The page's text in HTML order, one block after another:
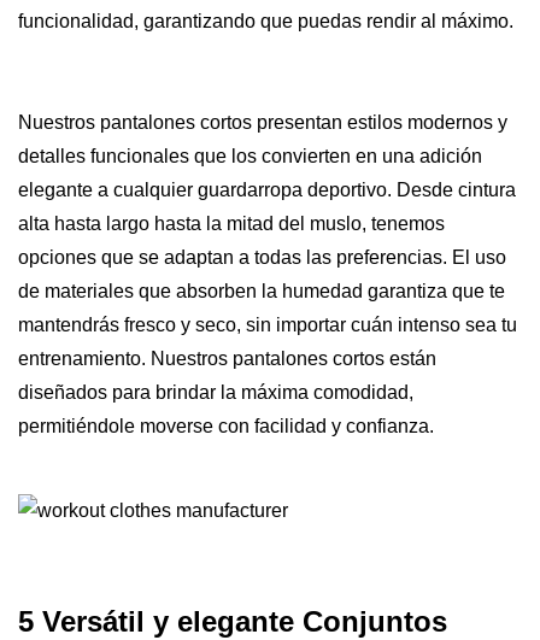
funcionalidad, garantizando que puedas rendir al máximo.
Nuestros pantalones cortos presentan estilos modernos y
detalles funcionales que los convierten en una adición
elegante a cualquier guardarropa deportivo. Desde cintura
alta hasta largo hasta la mitad del muslo, tenemos
opciones que se adaptan a todas las preferencias. El uso
de materiales que absorben la humedad garantiza que te
mantendrás fresco y seco, sin importar cuán intenso sea tu
entrenamiento. Nuestros pantalones cortos están
diseñados para brindar la máxima comodidad,
permitiéndole moverse con facilidad y confianza.
5 Versátil y elegante Conjuntos